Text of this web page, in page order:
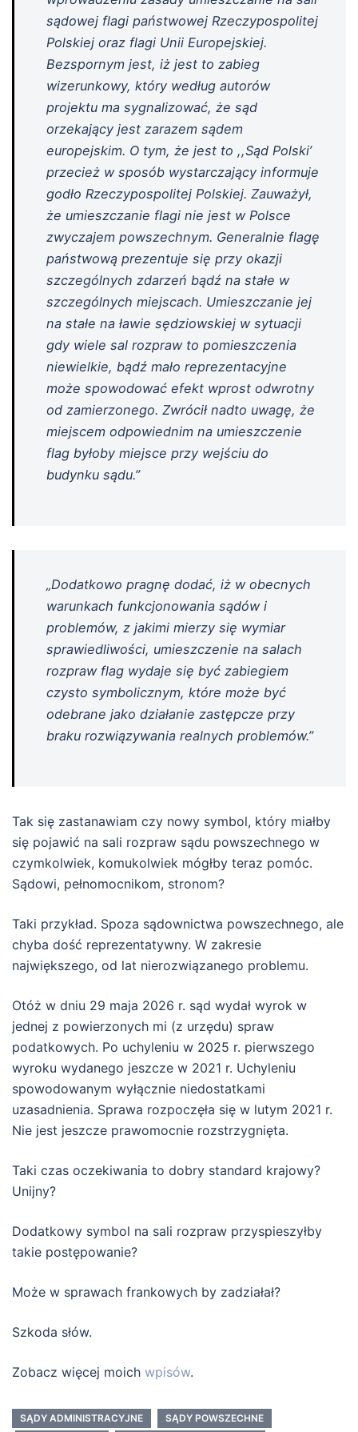
sądowej flagi państwowej Rzeczypospolitej
Polskiej oraz flagi Unii Europejskiej.
Bezspornym jest, iż jest to zabieg
wizerunkowy, który według autorów
projektu ma sygnalizować, że sąd
orzekający jest zarazem sądem
europejskim. O tym, że jest to ,,Sąd Polski’
przecież w sposób wystarczający informuje
godło Rzeczypospolitej Polskiej. Zauważył,
że umieszczanie flagi nie jest w Polsce
zwyczajem powszechnym. Generalnie flagę
państwową prezentuje się przy okazji
szczególnych zdarzeń bądź na stałe w
szczególnych miejscach. Umieszczanie jej
na stałe na ławie sędziowskiej w sytuacji
gdy wiele sal rozpraw to pomieszczenia
niewielkie, bądź mało reprezentacyjne
może spowodować efekt wprost odwrotny
od zamierzonego. Zwrócił nadto uwagę, że
miejscem odpowiednim na umieszczenie
flag byłoby miejsce przy wejściu do
budynku sądu.”
„Dodatkowo pragnę dodać, iż w obecnych
warunkach funkcjonowania sądów i
problemów, z jakimi mierzy się wymiar
sprawiedliwości, umieszczenie na salach
rozpraw flag wydaje się być zabiegiem
czysto symbolicznym, które może być
odebrane jako działanie zastępcze przy
braku rozwiązywania realnych problemów.”
Tak się zastanawiam czy nowy symbol, który miałby
się pojawić na sali rozpraw sądu powszechnego w
czymkolwiek, komukolwiek mógłby teraz pomóc.
Sądowi, pełnomocnikom, stronom?
Taki przykład. Spoza sądownictwa powszechnego, ale
chyba dość reprezentatywny. W zakresie
największego, od lat nierozwiązanego problemu.
Otóż w dniu 29 maja 2026 r. sąd wydał wyrok w
jednej z powierzonych mi (z urzędu) spraw
podatkowych. Po uchyleniu w 2025 r. pierwszego
wyroku wydanego jeszcze w 2021 r. Uchyleniu
spowodowanym wyłącznie niedostatkami
uzasadnienia. Sprawa rozpoczęła się w lutym 2021 r.
Nie jest jeszcze prawomocnie rozstrzygnięta.
Taki czas oczekiwania to dobry standard krajowy?
Unijny?
Dodatkowy symbol na sali rozpraw przyspieszyłby
takie postępowanie?
Może w sprawach frankowych by zadziałał?
Szkoda słów.
Zobacz więcej moich wpisów.
SĄDY ADMINISTRACYJNE
SĄDY POWSZECHNE